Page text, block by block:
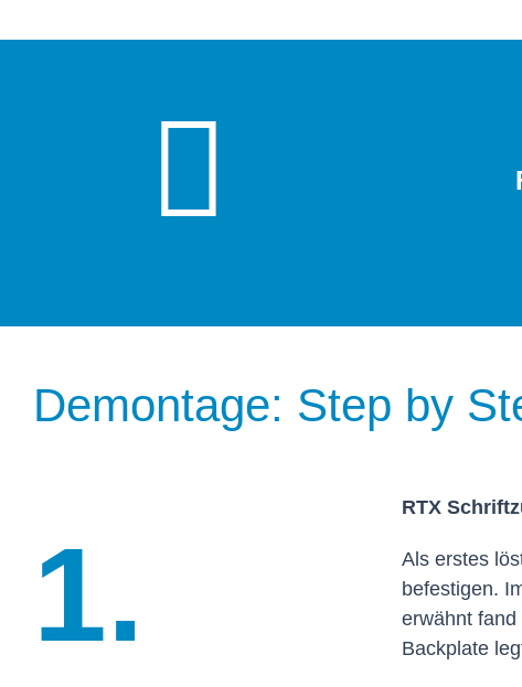
Demontage: Step by
1.
RTX
Als erstes
befestigen.
erwähnt
Backplate